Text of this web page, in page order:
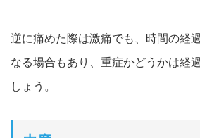
逆に痛めた際は激痛でも、時間の経
なる場合もあり、重症かどうかは経
しょう。